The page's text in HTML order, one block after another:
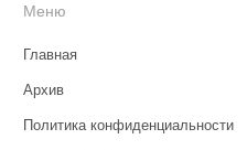
Меню
Главная
Архив
Политика конфиденциальности